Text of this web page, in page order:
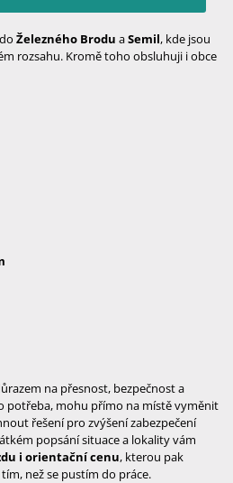
Železného Brodu aSemil, kde jsou
rozsahu. Kromě toho obsluhuji i obce
na přesnost, bezpečnost a
potřeba, mohu přímo na místě vyměnit
řešení pro zvýšení zabezpečení
popsání situace a lokality vám
i orientační cenu, kterou pak
než se pustím do práce.